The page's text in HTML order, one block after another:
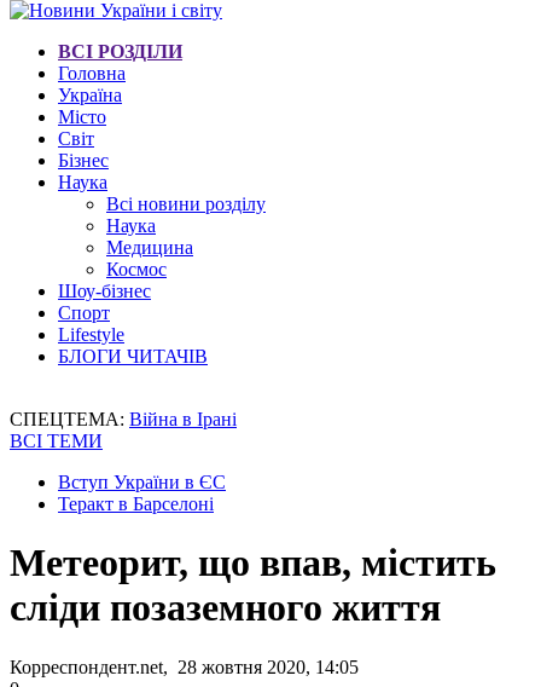
ВСІ РОЗДІЛИ
Головна
Україна
Місто
Світ
Бізнес
Наука
Всі новини розділу
Наука
Медицина
Космос
Шоу-бізнес
Спорт
Lifestyle
БЛОГИ ЧИТАЧІВ
СПЕЦТЕМА: Війна в Ірані
ВСІ ТЕМИ
Вступ України в ЄС
Теракт в Барселоні
Метеорит, що впав, містить
сліди позаземного життя
Корреспондент.net, 28 жовтня 2020, 14:05